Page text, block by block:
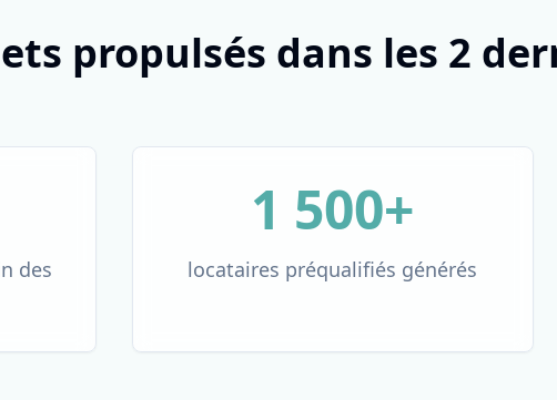
propulsés dans les 2
des
1 500+
locataires préqualifiés générés